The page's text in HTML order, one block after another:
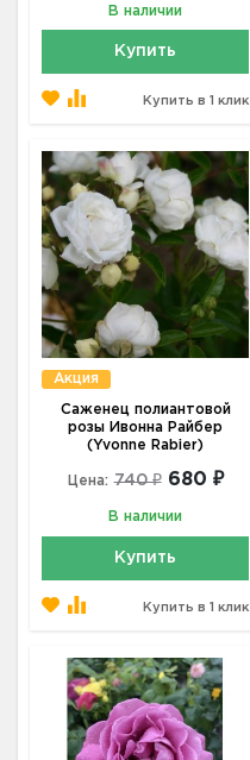
В наличии
Купить
Купить в 1 клик
Акция
Саженец полиантовой
розы Ивонна Райбер
(Yvonne Rabier)
Цена: 740 ₽ 680 ₽
В наличии
Купить
Купить в 1 клик